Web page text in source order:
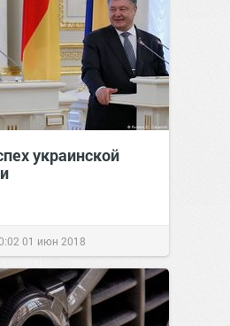
украинской
01 июн 2018